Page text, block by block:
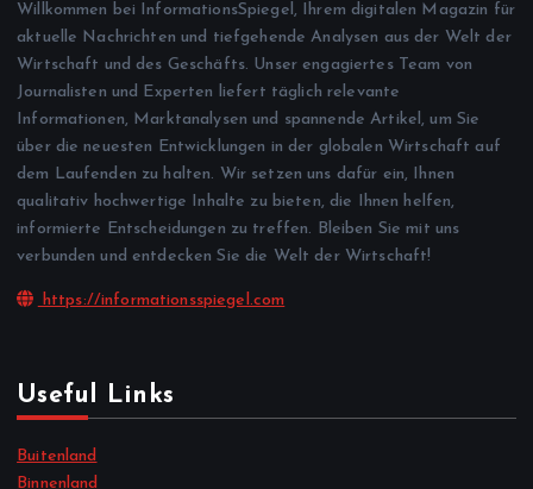
Willkommen bei InformationsSpiegel, Ihrem digitalen Magazin für
aktuelle Nachrichten und tiefgehende Analysen aus der Welt der
Wirtschaft und des Geschäfts. Unser engagiertes Team von
Journalisten und Experten liefert täglich relevante
Informationen, Marktanalysen und spannende Artikel, um Sie
über die neuesten Entwicklungen in der globalen Wirtschaft auf
dem Laufenden zu halten. Wir setzen uns dafür ein, Ihnen
qualitativ hochwertige Inhalte zu bieten, die Ihnen helfen,
informierte Entscheidungen zu treffen. Bleiben Sie mit uns
verbunden und entdecken Sie die Welt der Wirtschaft!
https://informationsspiegel.com
Useful Links
Buitenland
Binnenland